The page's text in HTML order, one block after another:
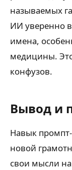
называемых
ИИ уверенно
имена,
медицины.
конфузов.
Вывод и
Навык
новой
свои мысли